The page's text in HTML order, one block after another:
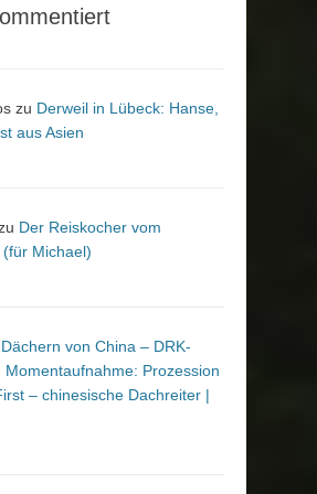
zu Derweil in Lübeck: Hanse,
aus Asien
Der Reiskocher vom
Michael)
von China – DRK-
Momentaufnahme: Prozession
– chinesische Dachreiter |